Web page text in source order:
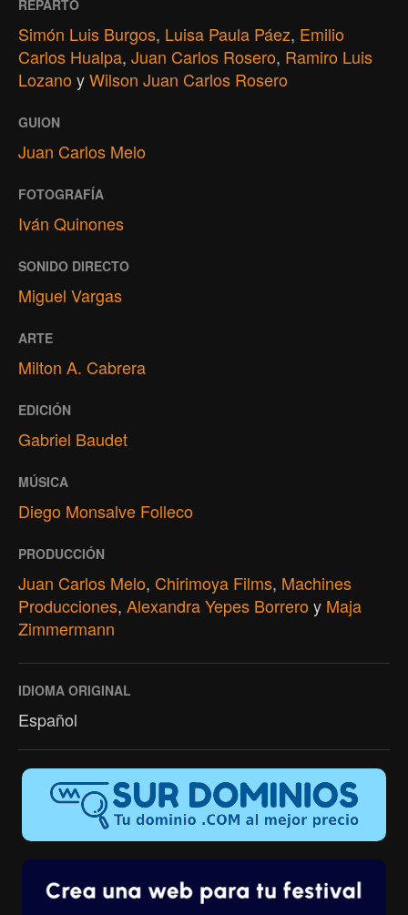
REPARTO
Simón Luis Burgos, Luisa Paula Páez, Emilio
Carlos Hualpa, Juan Carlos Rosero, Ramiro Luis
LozanoyWilson Juan Carlos Rosero
GUION
Juan Carlos Melo
FOTOGRAFÍA
Iván Quinones
SONIDO DIRECTO
Miguel Vargas
ARTE
Milton A. Cabrera
EDICIÓN
Gabriel Baudet
MÚSICA
Diego Monsalve Folleco
PRODUCCIÓN
Juan Carlos Melo, Chirimoya Films, Machines
Producciones, Alexandra Yepes Borreroy Maja
Zimmermann
IDIOMA ORIGINAL
Español